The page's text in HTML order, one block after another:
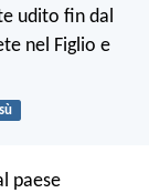
udito fin dal
nel Figlio e
paese